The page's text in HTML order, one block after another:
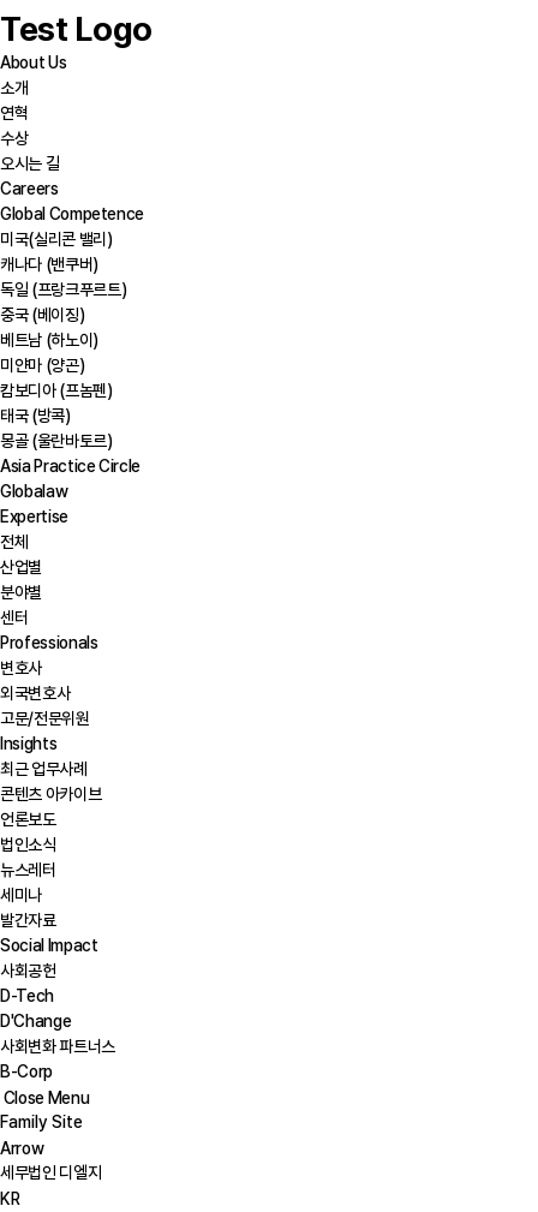
Test Logo
About Us
소개
연혁
수상
오시는 길
Careers
Global Competence
미국(실리콘 밸리)
캐나다 (밴쿠버)
독일 (프랑크푸르트)
중국 (베이징)
베트남 (하노이)
미얀마 (양곤)
캄보디아 (프놈펜)
태국 (방콕)
몽골 (울란바토르)
Asia Practice Circle
Globalaw
Expertise
전체
산업별
분야별
센터
Professionals
변호사
외국변호사
고문/전문위원
Insights
최근 업무사례
콘텐츠 아카이브
언론보도
법인소식
뉴스레터
세미나
발간자료
Social Impact
사회공헌
D-Tech
D'Change
사회변화 파트너스
B-Corp
Close Menu
Family Site
Arrow
세무법인 디엘지
KR